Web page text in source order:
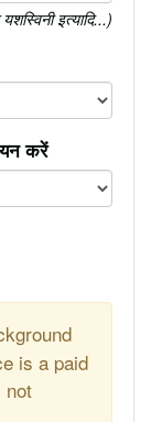
इत्यादि...)
करें
is a paid
not